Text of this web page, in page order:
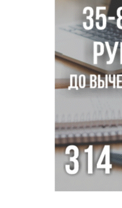
Транспортная
в аэропорту Норильска